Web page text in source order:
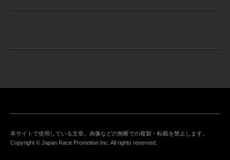
本サイトで使用している文章。画像などの無断での複製・転載を禁止します。
Copyright © Japan Race Promotion Inc. All rights reserved.